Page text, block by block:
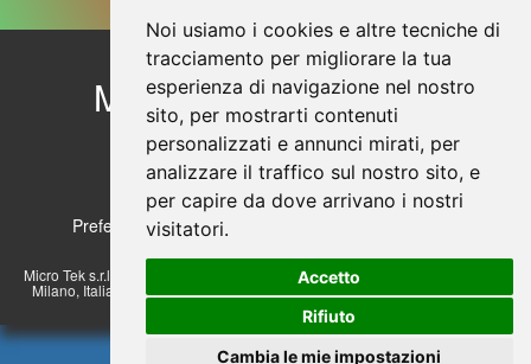
Noi usiamo i cookies e altre tecniche di
tracciamento per migliorare la tua
esperienza di navigazione nel nostro
sito, per mostrarti contenuti
personalizzati e annunci mirati, per
analizzare il traffico sul nostro sito, e
per capire da dove arrivano i nostri
visitatori.
Accetto
Rifiuto
Cambia le mie impostazioni
Micro Tek
© Copyright 2026
Preferenze sui Cookies
Contattaci
Profilo aziendale
Sicurezza dei prodotti
Sezione Privacy
Micro Tek s.r.l. a socio unico - Via Lombardi 17/23, 20072 Pieve Emanuele -
Milano, Italia. Tel.: +39 02.57510830 r.a. E-mail: info@microteksrl.it - P.Iva
07513430152